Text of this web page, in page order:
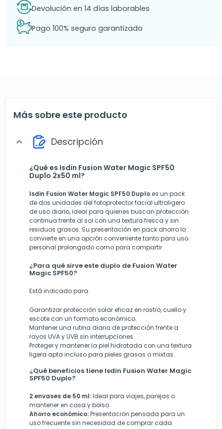
Devolución en 14 días laborables
Pago 100% seguro garantizado
Más sobre este producto
expand_more Descripción
¿Qué es Isdin Fusion Water Magic SPF50
Duplo 2x50 ml?
Isdin Fusion Water Magic SPF50 Duploes un pack
de dos unidades del fotoprotector facial ultraligero
de uso diario, ideal para quienes buscan protección
continua frente al sol con una textura fresca y sin
residuos grasos. Su presentación en pack ahorro lo
convierte en una opción conveniente tanto para uso
personal prolongado como para compartir.
¿Para qué sirve este duplo de Fusion Water
Magic SPF50?
Está indicado para:
Garantizar protección solar eficaz en rostro, cuello y
escote con un formato económico.
Mantener una rutina diaria de protección frente a
rayos UVA y UVB sin interrupciones.
Proteger y mantener la piel hidratada con una textura
ligera apta incluso para pieles grasas o mixtas.
¿Qué beneficios tiene Isdin Fusion Water Magic
SPF50 Duplo?
2 envases de 50 ml:Ideal para viajes, parejas o
mantener en casa y bolso.
Ahorro económico:Presentación pensada para un
uso frecuente sin necesidad de comprar cada